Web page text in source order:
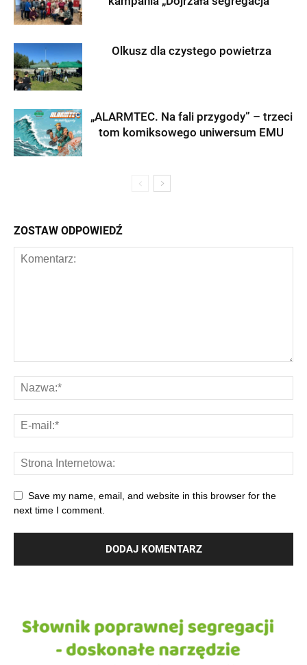
Olkusz dla czystego powietrza
„ALARMTEC. Na fali przygody” – trzeci
tom komiksowego uniwersum EMU
ZOSTAW ODPOWIEDŹ
Save my name, email, and website in this browser for the
next time I comment.